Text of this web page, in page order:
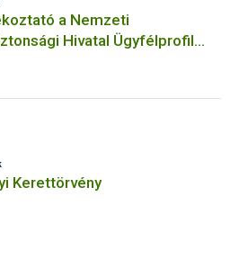
a Nemzeti
Hivatal Ügyfélprofil
termékek
eljárásaihoz kapcsolódó
Kerettörvény